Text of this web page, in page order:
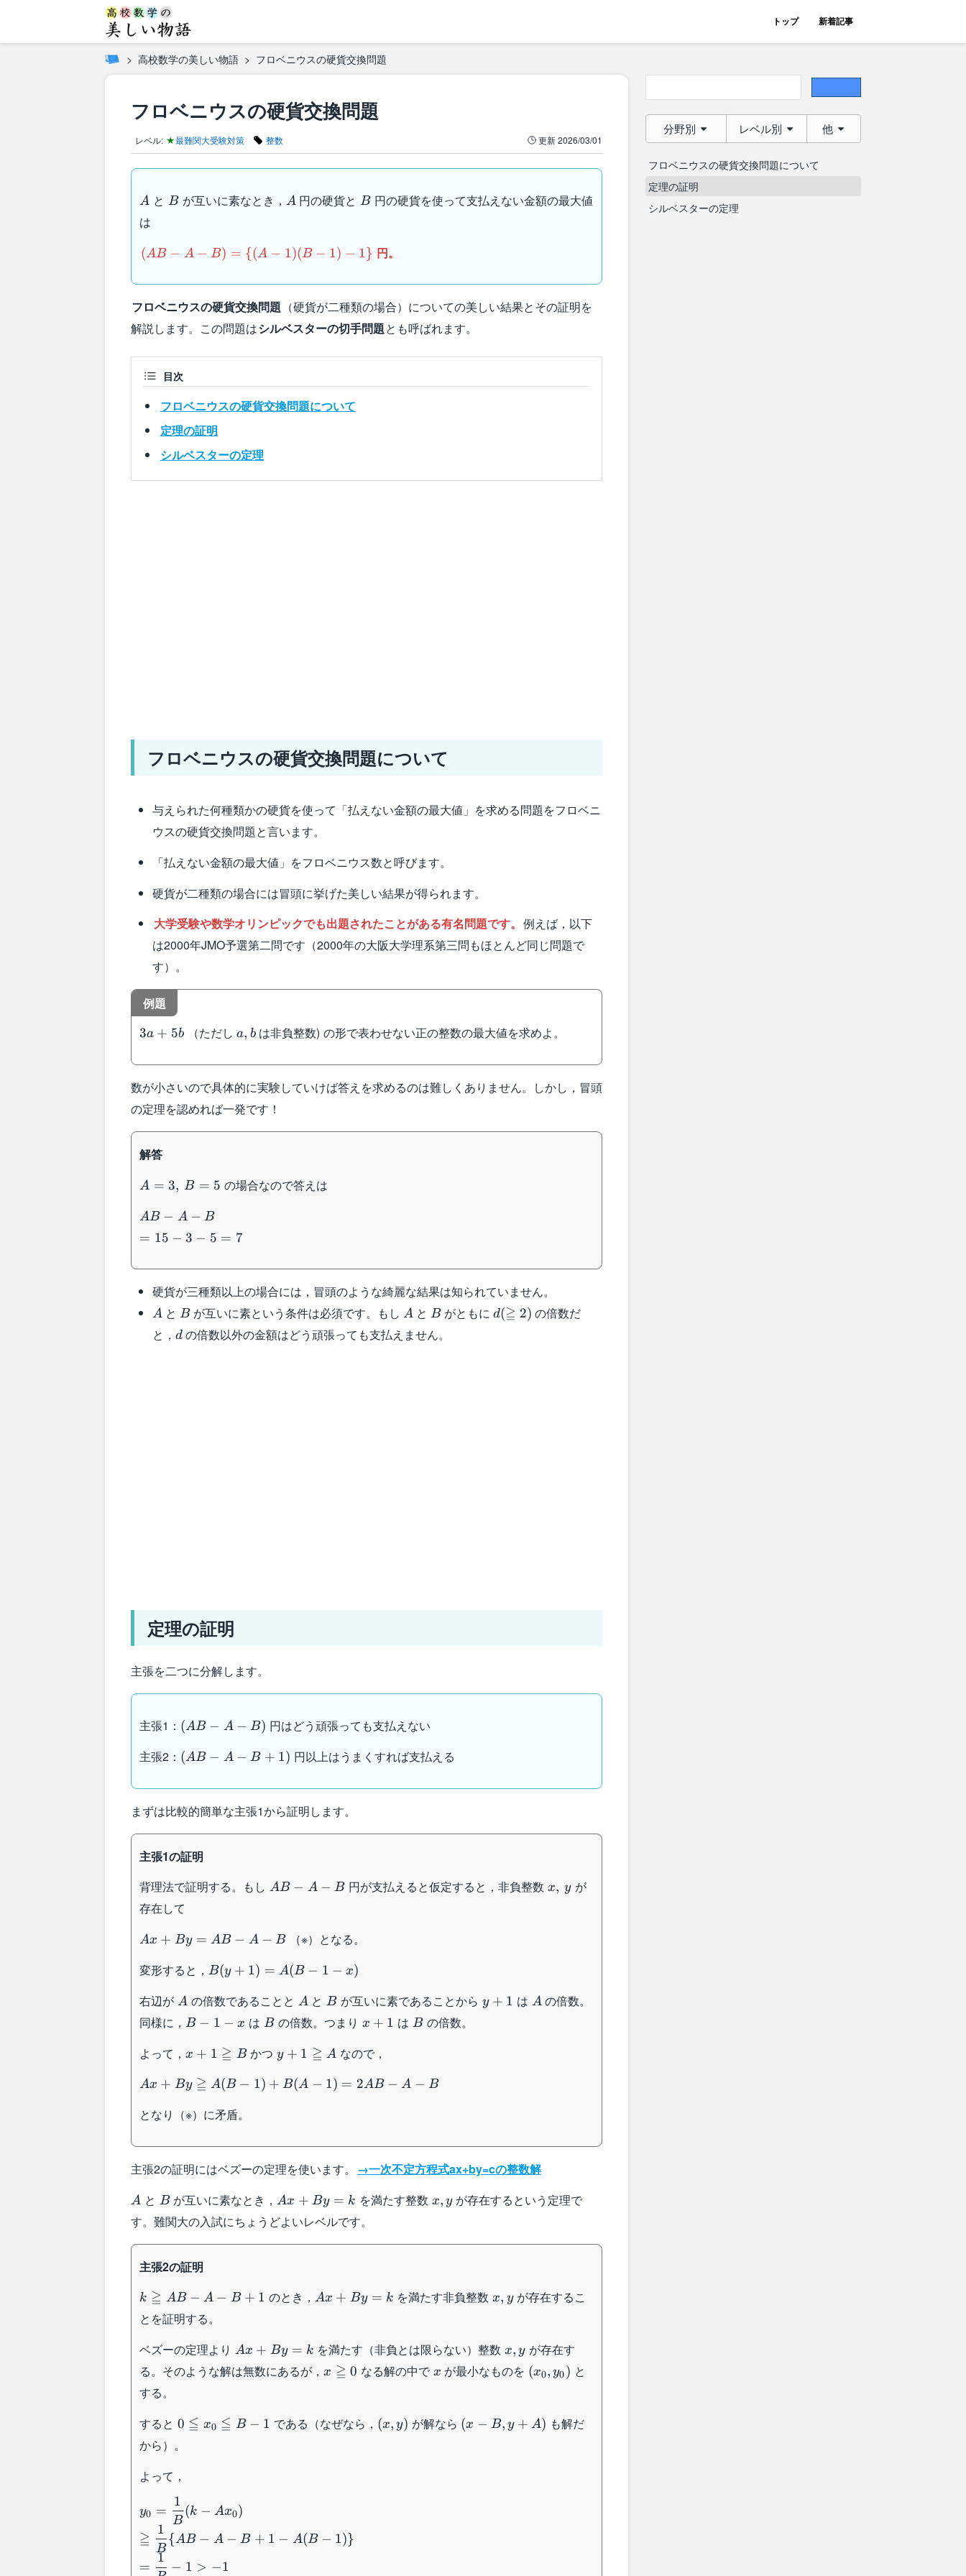
トップ 新着記事
高校数学の美しい物語 フロベニウスの硬貨交換問題
フロベニウスの硬貨交換問題
レベル: ★最難関大受験対策 整数 更新2026/03/01
A
A と B
Bが互いに素なとき， A
A円の硬貨とB
B 円の硬貨を使って支払えない金額の最大値
は
(AB-
A-
B)=\
{(A-
1)(B-
1)-1\}
(A B − A − B) = {(A − 1)(B − 1) − 1} 円。
フロベニウスの硬貨交換問題 （硬貨が二種類の場合）についての美しい結果とその証明を
解説します。この問題はシルベスターの切手問題とも呼ばれます。
目次
フロベニウスの硬貨交換問題について
定理の証明
シルベスターの定理
フロベニウスの硬貨交換問題について
与えられた何種類かの硬貨を使って「払えない金額の最大値」を求める問題をフロベニ
ウスの硬貨交換問題と言います。
「払えない金額の最大値」をフロベニウス数と呼びます。
硬貨が二種類の場合には冒頭に挙げた美しい結果が得られます。
大学受験や数学オリンピックでも出題されたことがある有名問題です。 例えば，以下
は2000年JMO予選第二問です（2000年の大阪大学理系第三問もほとんど同じ問題で
す）。
例題
3a+5b
3a + 5b（ただしa,b
a, bは非負整数) の形で表わせない正の整数の最大値を求めよ。
数が小さいので具体的に実験していけば答えを求めるのは難しくありません。しかし，冒頭
の定理を認めれば一発です！
解答
A=3,\:B=5
A = 3, B = 5 の場合なので答えは
AB-
B\\
5=7
A B − A − B
= 15 − 3 − 5 = 7
硬貨が三種類以上の場合には，冒頭のような綺麗な結果は知られていません。
A
A と B
Bが互いに素という条件は必須です。もし A
Aと B
Bがともに d(\geqq
d(≧ 2) の倍数だ
と， d
d の倍数以外の金額はどう頑張っても支払えません。
定理の証明
主張を二つに分解します。
主張1： (AB-
(AB − A − B) 円はどう頑張っても支払えない
主張2： (AB-
B+1)
(AB − A − B + 1) 円以上はうまくすれば支払える
まずは比較的簡単な主張1から証明します。
主張1の証明
背理法で証明する。もし AB-
AB − A − B 円が支払えると仮定すると，非負整数 x,\:y
x, yが
存在して
Ax+By=AB-
Ax + By = AB − A − B
（※）となる。
変形すると，B(y+1)=A(B-
B(y + 1) = A(B − 1 − x)
右辺が A
A の倍数であることと A
AとB
B が互いに素であることから y+1
y + 1 は A
Aの倍数。
同様に，B-
x
B − 1 − x は B
Bの倍数。つまり x+1
x + 1 は B
Bの倍数。
よって，x+1\geqq
x + 1 ≧ Bかつy+1\geqq
y + 1 ≧ A なので，
Ax+By\geqq
1)+B(A-
Ax + By ≧ A(B − 1) + B(A − 1) = 2AB − A − B
となり（※）に矛盾。
主張2の証明にはベズーの定理を使います。 →一次不定方程式ax+by=cの整数解
A
A と B
Bが互いに素なとき，Ax+By=k
Ax + By = k を満たす整数 x,y
x, yが存在するという定理で
す。難関大の入試にちょうどよいレベルです。
主張2の証明
k\geqq
AB-A-
B+1
k ≧ AB − A − B + 1 のとき，Ax+By=k
Ax + By = k を満たす非負整数x,y
x, yが存在するこ
とを証明する。
ベズーの定理より Ax+By=k
Ax + By = k を満たす（非負とは限らない）整数x,y
x, y が存在す
る。そのような解は無数にあるが，x\geqq
x ≧ 0 なる解の中で x
x が最小なものを (x_0,y_0)
(x0, y0) と
する。
すると 0\leqq
0 ≦ x0 ≦ B − 1 である（なぜなら， (x,y)
(x, y) が解なら (x-
(x − B, y + A) も解だ
から）。
よって，
y_0=\dfrac{1}
{B}(k-
Ax_0)\\\geqq
\dfrac{1}{B}\
{AB-A-B+1-A(B-
y0 =
B
1
(k − Ax0)
≧ B
1
{AB − A − B + 1 − A(B − 1)}
=
1
− 1 > −1
分野別 レベル別 他
フロベニウスの硬貨交換問題について
定理の証明
シルベスターの定理